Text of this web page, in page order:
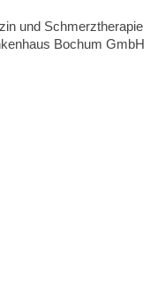
und Schmerztherapie
Bochum GmbH